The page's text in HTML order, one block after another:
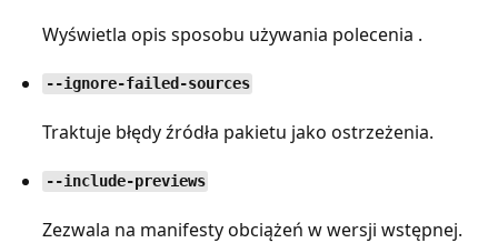
Wyświetla opis sposobu używania polecenia .
--ignore-failed-sources
Traktuje błędy źródła pakietu jako ostrzeżenia.
--include-previews
Zezwala na manifesty obciążeń w wersji wstępnej.